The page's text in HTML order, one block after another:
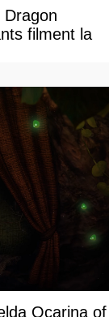
filment la
Ocarina of